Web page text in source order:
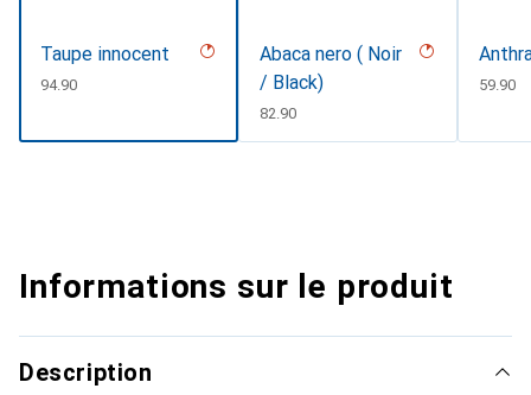
Taupe innocent
CHF
94.90
Abaca nero ( Noir
/ Black)
CHF
82.90
CHF
59.90
Informations sur le produit
Description